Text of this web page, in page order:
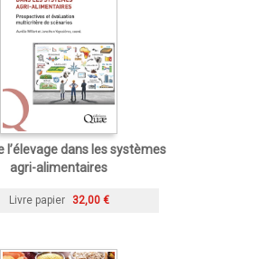
l’élevage dans les systèmes
agri-alimentaires
Livre papier 32,00 €